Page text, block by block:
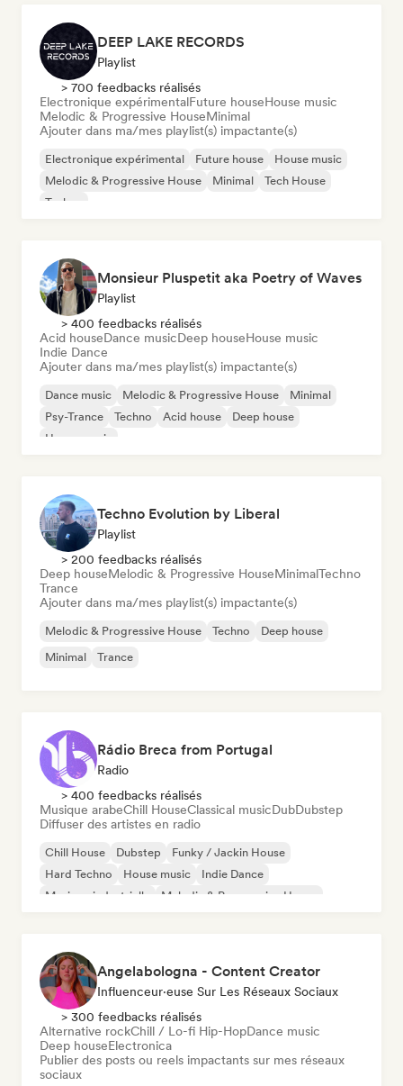
DEEP LAKE RECORDS
Playlist
> 700 feedbacks réalisés
Electronique expérimentalFuture houseHouse music
Melodic & Progressive HouseMinimal
Ajouter dans ma/mes playlist(s) impactante(s)
Electronique expérimental Future house
House music
Melodic & Progressive House
Minimal
Tech House
Techno
Monsieur Pluspetit aka Poetry of Waves
Playlist
> 400 feedbacks réalisés
Acid houseDance musicDeep houseHouse music
Indie Dance
Ajouter dans ma/mes playlist(s) impactante(s)
Dance music Melodic & Progressive House
Minimal
Psy-Trance
Techno Acid house
Deep house
House music
Techno Evolution by Liberal
Playlist
> 200 feedbacks réalisés
Deep houseMelodic & Progressive HouseMinimalTechno
Trance
Ajouter dans ma/mes playlist(s) impactante(s)
Melodic & Progressive House Techno
Deep house
Minimal
Trance
Rádio Breca from Portugal
Radio
> 400 feedbacks réalisés
Musique arabeChill HouseClassical musicDubDubstep
Diffuser des artistes en radio
Chill House Dubstep
Funky / Jackin House
Hard Techno
House music
Indie Dance
Musique industrielle
Melodic & Progressive House
Angelabologna - Content Creator
Influenceur·euse Sur Les Réseaux Sociaux
> 300 feedbacks réalisés
Alternative rockChill / Lo-fi Hip-HopDance music
Deep houseElectronica
Publier des posts ou reels impactants sur mes réseaux
sociaux